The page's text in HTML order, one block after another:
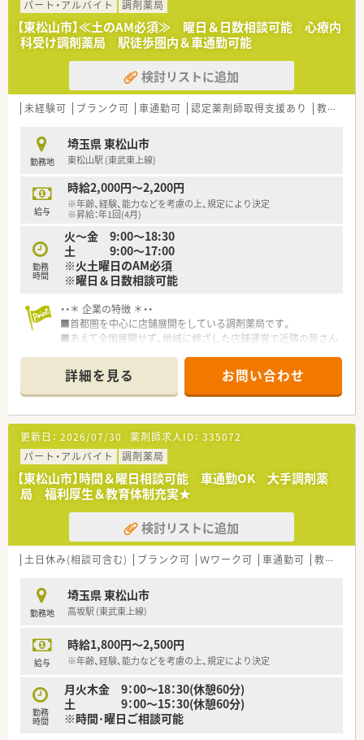
パート・アルバイト 調剤薬局
【東松山市】≪土のAM必須≫ 曜日＆日数相談可能 心療内
科受け調剤薬局 駅徒歩圏内＆車通勤可能
検討リストに追加
未経験可 ブランク可 車通勤可 認定薬剤師取得支援あり 教育制度あり
勤務地
埼玉県 東松山市
東松山駅 (東武東上線)
給与
時給2,000円～2,200円
※年齢、経験、能力などを考慮の上、規定により決定
※昇給：年1回(4月)
勤務
時間
火～金 9:00～18:30
土 9:00～17:00
※火土曜日のAM必須
※曜日＆日数相談可能
・・＊ 企業の特徴 ＊・・
■首都圏を中心に店舗展開をしている調剤薬局です。
■あえて全国展開せず、地域に根ざした店舗運営で近隣の皆さん
■監査システムの導入等安心してお仕事できる体制が整ってい
ます。
■社宅や各種保険制度など安心して働ける福利厚生を用意して
います。
■将来のキャリアパスが豊富で女性管理職の方も多く活躍され
ています。
■この求人は大手薬局求人特集に掲載中です■
詳細を見る お問い合わせ
更新日： 2026/07/30 薬剤師求人ID： 335072
パート・アルバイト
調剤薬局
【東松山市】時間＆曜日相談可能 車通勤OK 大手調剤薬
局 福利厚生＆教育体制充実★
検討リストに追加
土日休み(相談可含む) ブランク可 Ｗワーク可 車通勤可 教育制度あり
勤務地
埼玉県 東松山市
高坂駅 (東武東上線)
給与
時給1,800円～2,500円
※年齢、経験、能力などを考慮の上、規定により決定
勤務
時間
月火木金 9：00～18：30(休憩60分)
土 9：00～15：30(休憩60分)
※時間･曜日ご相談可能